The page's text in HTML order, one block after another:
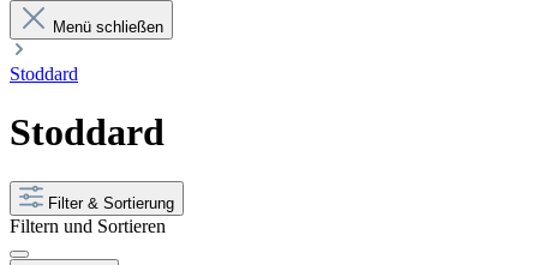
Menü schließen
Stoddard
Stoddard
Filter & Sortierung
Filtern und Sortieren